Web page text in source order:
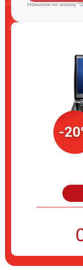
Нажимая на кнопку
-